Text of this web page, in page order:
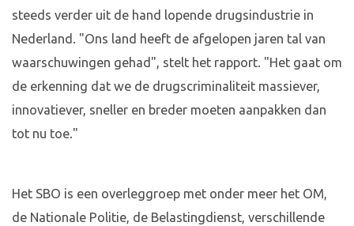
steeds verder uit de hand lopende drugsindustrie in
Nederland. "Ons land heeft de afgelopen jaren tal van
waarschuwingen gehad", stelt het rapport. "Het gaat om
de erkenning dat we de drugscriminaliteit massiever,
innovatiever, sneller en breder moeten aanpakken dan
tot nu toe."
Het SBO is een overleggroep met onder meer het OM,
de Nationale Politie, de Belastingdienst, verschillende